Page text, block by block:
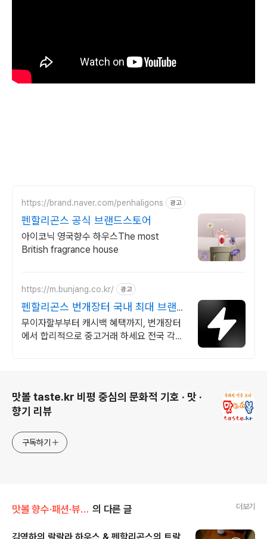
https://brand.naver.com/penhaligons 광고
펜할리곤스 공식 브랜드스토어
아이코닉 영국향수 하우스The most
British fragrance house
https://m.bunjang.co.kr/ 광고
펜할리곤스 번개장터 국내 최대 브랜드
중고거래
무이자할부부터 캐시백 혜택까지, 번개장터
에서 합리적으로 중고거래 하세요 전국 각지
맛볼 taste.kr 비평 중심의 문화적 기호 · 맛 ·
향기 리뷰
구독하기
맛볼 향수·패션·뷰티/향수 의 다른 글 더보기